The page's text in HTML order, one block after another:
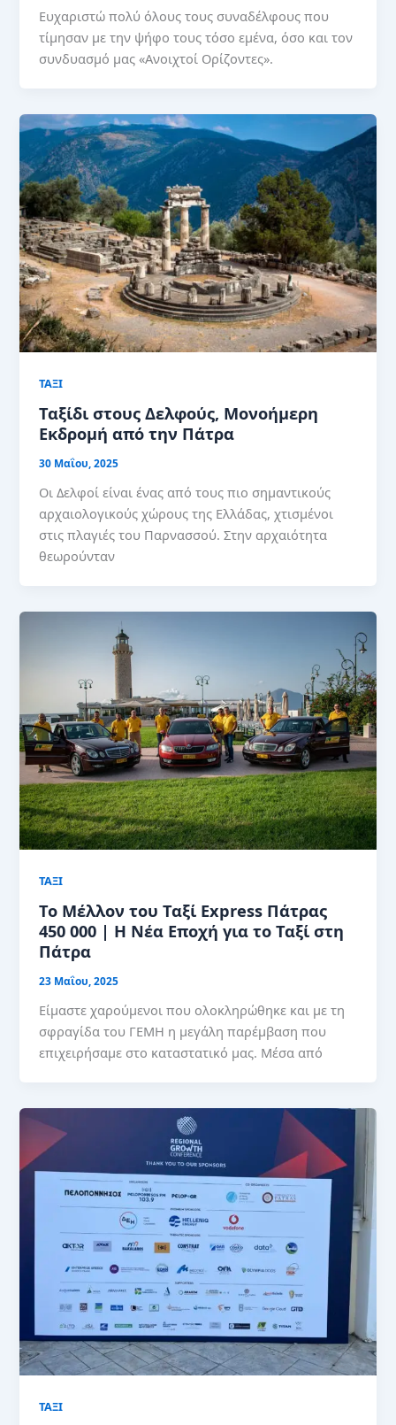
Ευχαριστώ πολύ όλους τους συναδέλφους που
τίμησαν με την ψήφο τους τόσο εμένα, όσο και τον
συνδυασμό μας «Ανοιχτοί Ορίζοντες».
ΤΑΞΙ
Ταξίδι στους Δελφούς, Μονοήμερη
Εκδρομή από την Πάτρα
30 Μαΐου, 2025
Οι Δελφοί είναι ένας από τους πιο σημαντικούς
αρχαιολογικούς χώρους της Ελλάδας, χτισμένοι
στις πλαγιές του Παρνασσού. Στην αρχαιότητα
θεωρούνταν
ΤΑΞΙ
Το Μέλλον του Ταξί Express Πάτρας
450 000 | Η Νέα Εποχή για το Ταξί στη
Πάτρα
23 Μαΐου, 2025
Είμαστε χαρούμενοι που ολοκληρώθηκε και με τη
σφραγίδα του ΓΕΜΗ η μεγάλη παρέμβαση που
επιχειρήσαμε στο καταστατικό μας. Μέσα από
ΤΑΞΙ